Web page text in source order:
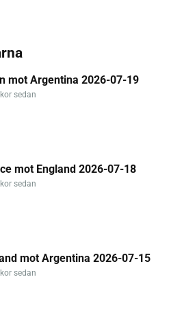
mot Argentina 2026-07-19
sedan
mot England 2026-07-18
sedan
mot Argentina 2026-07-15
sedan